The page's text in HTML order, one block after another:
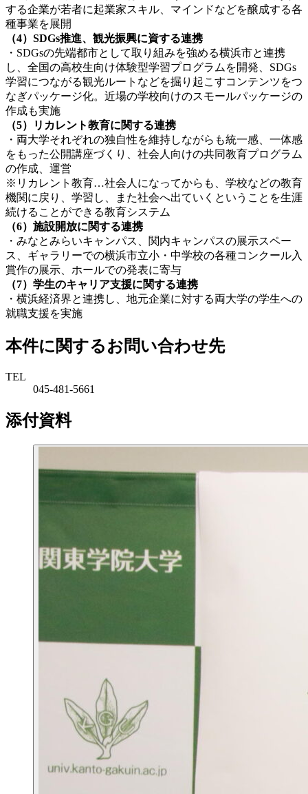
する企業が若者に起業家スキル、マインドなどを醸成する各
種事業を展開
（4）SDGs推進、観光振興に資する連携
・SDGsの先端都市として取り組みを強める横浜市と連携
し、全国の高校生向け体験型学習プログラムを開発、SDGs
学習につながる観光ルートなどを掘り起こすコンテンツをつ
なぎパッケージ化。近場の学校向けのスモールパッケージの
作成も実施
（5）リカレント教育に関する連携
・両大学それぞれの独自性を維持しながらも統一感、一体感
をもった公開講座づくり、社会人向けの共同教育プログラム
の作成、運営
※リカレント教育…社会人になってからも、学校などの教育
機関に戻り、学習し、また社会へ出ていくということを生涯
続けることができる教育システム
（6）施設開放に関する連携
・みなとみらいキャンパス、関内キャンパスの展示スペー
ス、ギャラリーでの横浜市立小・中学校の各種コンクール入
賞作の展示、ホールでの発表に寄与
（7）学生のキャリア支援に関する連携
・横浜経済界と連携し、地元企業に対する両大学の学生への
就職支援を実施
本件に関するお問い合わせ先
TEL
045-481-5661
添付資料